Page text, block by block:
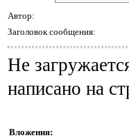
Автор:
Заголовок сообщения:
Не
написано на
Вложения: